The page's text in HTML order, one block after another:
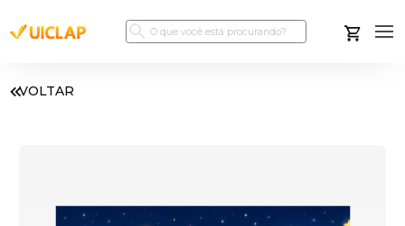
VOLTAR